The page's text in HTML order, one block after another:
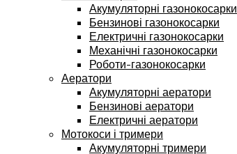
Акумуляторні газонокосарки
Бензинові газонокосарки
Електричні газонокосарки
Механічні газонокосарки
Роботи-газонокосарки
Аератори
Акумуляторні аератори
Бензинові аератори
Електричні аератори
Мотокоси і тримери
Акумуляторні тримери